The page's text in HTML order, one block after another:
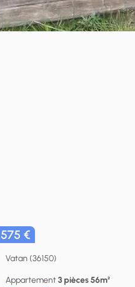
575 €
Vatan (36150)
Appartement3 pièces 56m²